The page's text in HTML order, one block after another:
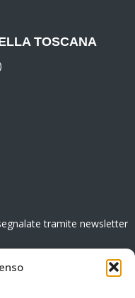
TOSCANA
tramite newsletter